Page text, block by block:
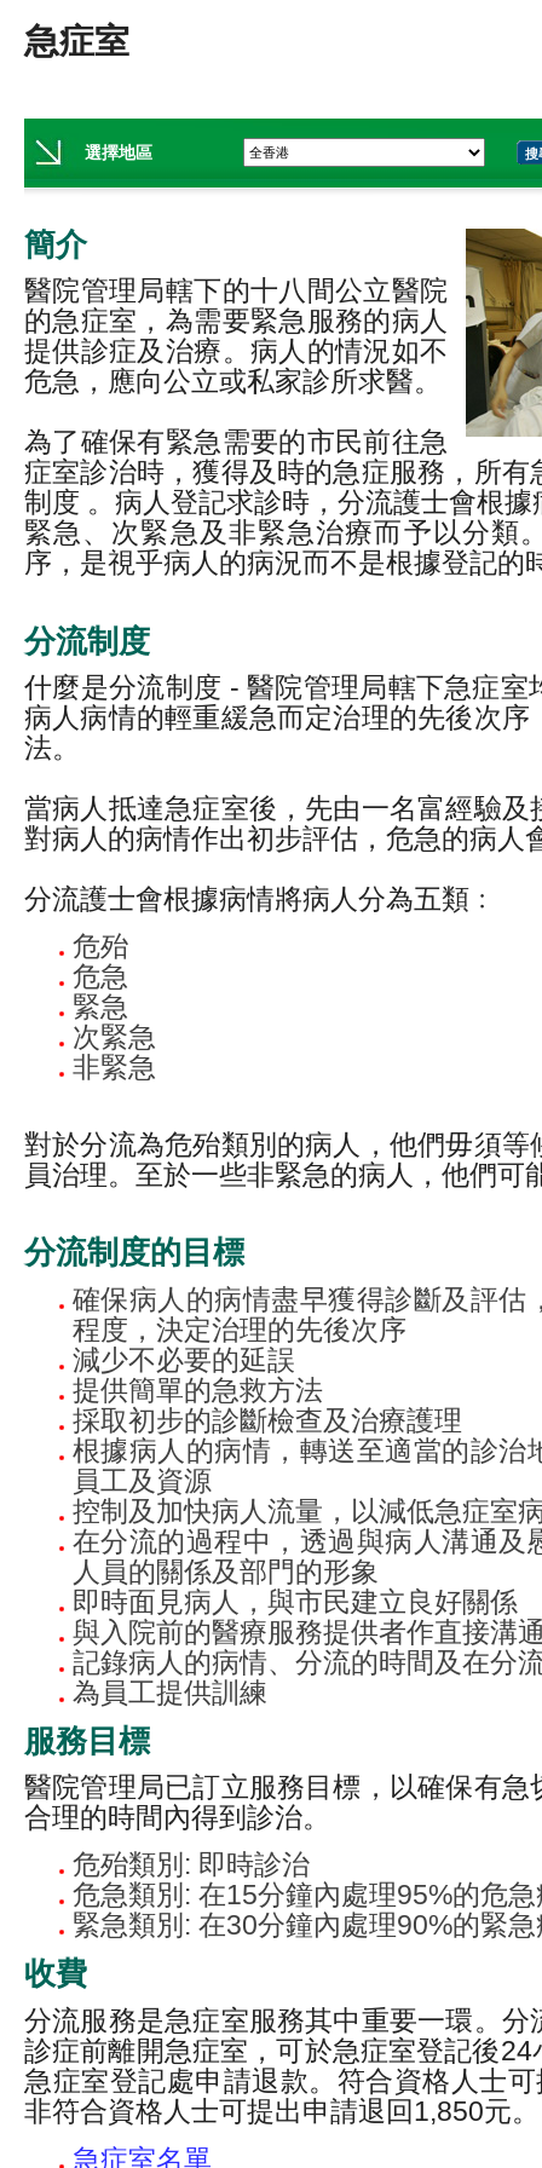
急症室
選擇地區 搜
簡介
醫院管理局轄下的十八間公立醫院
的急症室，為需要緊急服務的病人
提供診症及治療。病人的情況如不
危急，應向公立或私家診所求醫。
為了確保有緊急需要的市民前往急
症室診治時，獲得及時的急症服務，所有
制度 。病人登記求診時，分流護士會根
緊急、次緊急及非緊急治療而予以分類
序，是視乎病人的病況而不是根據登記的
分流制度
什麼是分流制度 - 醫院管理局轄下急症室
病人病情的輕重緩急而定治理的先後次序
法。
當病人抵達急症室後，先由一名富經驗及
對病人的病情作出初步評估，危急的病人
分流護士會根據病情將病人分為五類﹕
危殆
危急
緊急
次緊急
非緊急
對於分流為危殆類別的病人，他們毋須等
員治理。至於一些非緊急的病人，他們可
分流制度的目標
確保病人的病情盡早獲得診斷及評估
程度，決定治理的先後次序
減少不必要的延誤
提供簡單的急救方法
採取初步的診斷檢查及治療護理
根據病人的病情，轉送至適當的診治
員工及資源
控制及加快病人流量，以減低急症室
在分流的過程中，透過與病人溝通及
人員的關係及部門的形象
即時面見病人，與市民建立良好關係
與入院前的醫療服務提供者作直接溝
記錄病人的病情、分流的時間及在分
為員工提供訓練
服務目標
醫院管理局已訂立服務目標，以確保有急
合理的時間內得到診治。
危殆類別: 即時診治
危急類別: 在15分鐘內處理95%的危
緊急類別: 在30分鐘內處理90%的緊
收費
分流服務是急症室服務其中重要一環。分
診症前離開急症室，可於急症室登記後
急症室登記處申請退款。符合資格人士
非符合資格人士可提出申請退回1,850元。
急症室名單